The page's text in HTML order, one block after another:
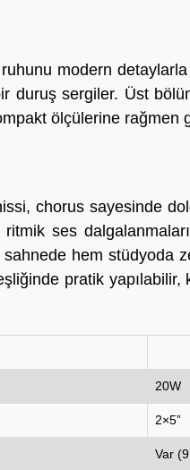
modern
duruş sergiler. Üst
ölçülerine
chorus sayesinde
ses
hem stüdyoda
pratik yapılabilir,
20W
2×5”
Var